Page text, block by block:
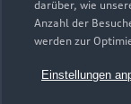
darüber, wie
Anzahl der
werden zur
Einstellungen